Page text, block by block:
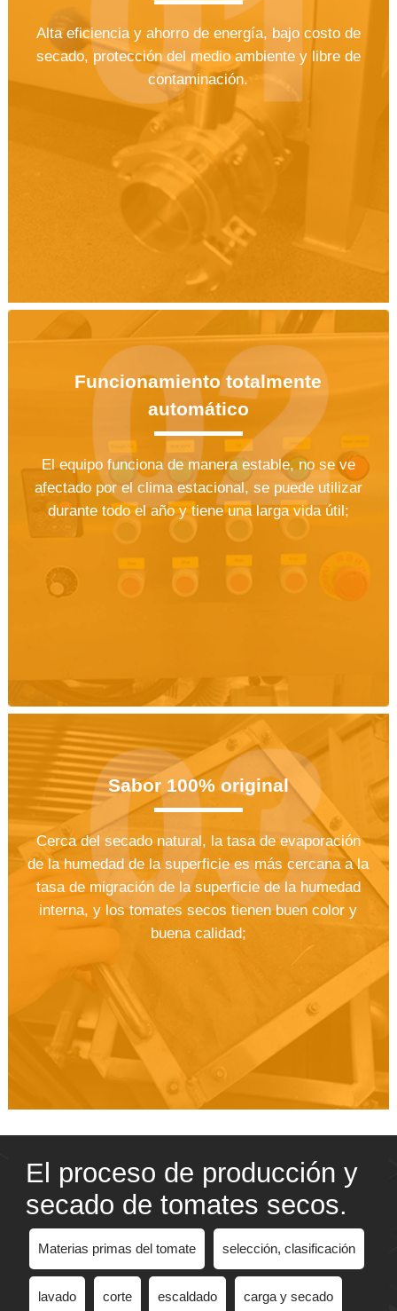
Alta eficiencia y ahorro de energía, bajo costo de
secado, protección del medio ambiente y libre de
contaminación.
Funcionamiento totalmente
automático
El equipo funciona de manera estable, no se ve
afectado por el clima estacional, se puede utilizar
durante todo el año y tiene una larga vida útil;
Sabor 100% original
Cerca del secado natural, la tasa de evaporación
de la humedad de la superficie es más cercana a la
tasa de migración de la superficie de la humedad
interna, y los tomates secos tienen buen color y
buena calidad;
El proceso de producción y
secado de tomates secos.
Materias primas del tomate selección, clasificación
lavado corte escaldado carga y secado